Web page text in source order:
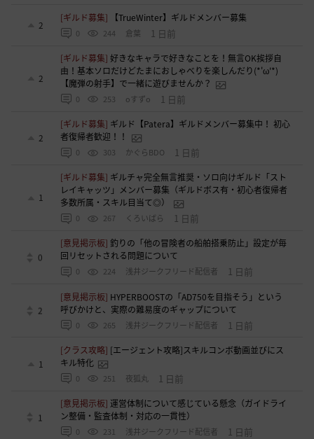
2
[ギルド募集] 【TrueWinter】ギルドメンバー募集
0 244 倉葉 1 日前
2
[ギルド募集]好きなキャラで好きなことを！無言OK挨拶自
由！基本ソロだけどたまにおしゃべりを楽しんだり(*'ω'*)
【魔弾の射手】で一緒に遊びませんか？
0 253 oすずo 1 日前
2
[ギルド募集] ギルド【Patera】ギルドメンバー募集中！ 初心
者復帰者歓迎！！
0 303 かぐらBDO 1 日前
1
[ギルド募集] ギルチャ完全無言推奨・ソロ向けギルド「スト
レイキャッツ」メンバー募集（ギルドボス有・初心者復帰者
多数所属・スキル目当て◎）
0 267 くろいばら 1 日前
0
[意見掲示板]釣りの「他の冒険者の船舶搭乗防止」設定が毎
回リセットされる問題について
0 224 浅井ジークフリード配信者 1 日前
2
[意見掲示板] HYPERBOOSTの「AD750を目指そう」という
呼びかけと、実際の難易度のギャップについて
0 265 浅井ジークフリード配信者 1 日前
1
[クラス攻略] [エージェント攻略]スキルコンボ動画並びにス
キル特化
0 251 夜狐丸 1 日前
1
[意見掲示板]運営体制について感じている懸念（ガイドライ
ン整備・監査体制・対応の一貫性）
0 231 浅井ジークフリード配信者 1 日前